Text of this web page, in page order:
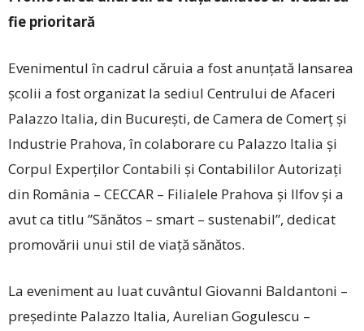
fie prioritară
Evenimentul în cadrul căruia a fost anunțată lansarea
școlii a fost organizat la sediul Centrului de Afaceri
Palazzo Italia, din București, de Camera de Comerț și
Industrie Prahova, în colaborare cu Palazzo Italia și
Corpul Experților Contabili și Contabililor Autorizați
din România – CECCAR – Filialele Prahova și Ilfov și a
avut ca titlu ”Sănătos – smart – sustenabil”, dedicat
promovării unui stil de viață sănătos.
La eveniment au luat cuvântul Giovanni Baldantoni –
președinte Palazzo Italia, Aurelian Gogulescu –